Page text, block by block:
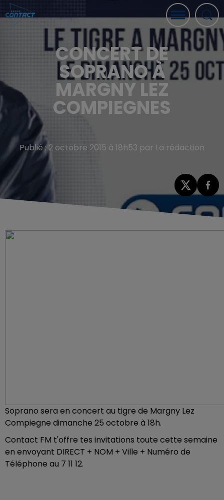
CONCERT DE
SOPRANO À
MARGNY LEZ
COMPIEGNES
Publié : 2 octobre 2015 à 18h53 par La rédaction
Soprano sera en concert au tigre de Margny Lez
Compiegne dimanche 25 octobre à 18h.
Contact FM t'offre tes invitations toute cette semaine
en envoyant DIRECT + NOM + Ville + Numéro de
Téléphone au 7 11 12.